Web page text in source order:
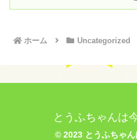
ホーム Uncategorized
とうふちゃんは
© 2023 とうふちゃ